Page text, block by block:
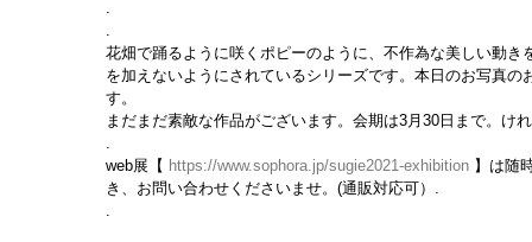
.
.
花畑で踊るように咲くポピーのように、不作為な美しい動
を加えないようにされているシリーズです。本日のお写真
す。
まだまだ素敵な作品がございます。会期は3月30日まで。け
.
web展【 https://www.sophora.jp/sugie2021-exhibition 】は随
き、お問い合わせくださいませ。(通販対応可）.
.